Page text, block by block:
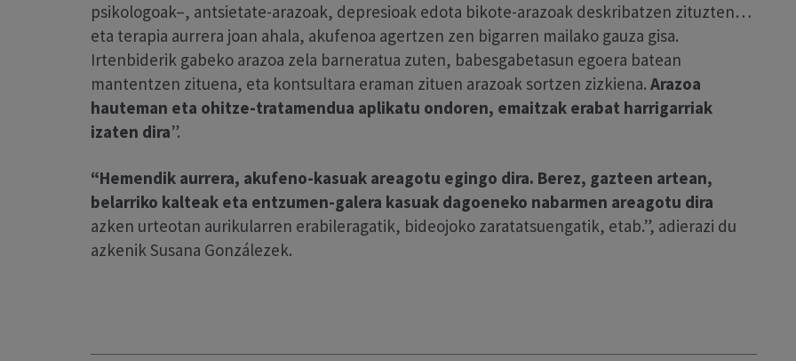
psikologoak–, antsietate-arazoak, depresioak edota bikote-arazoak deskribatzen zituzten…
eta terapia aurrera joan ahala, akufenoa agertzen zen bigarren mailako gauza gisa.
Irtenbiderik gabeko arazoa zela barneratua zuten, babesgabetasun egoera batean
mantentzen zituena, eta kontsultara eraman zituen arazoak sortzen zizkiena. Arazoa
hauteman eta ohitze-tratamendua aplikatu ondoren, emaitzak erabat harrigarriak
izaten dira”.
“Hemendik aurrera, akufeno-kasuak areagotu egingo dira. Berez, gazteen artean,
belarriko kalteak eta entzumen-galera kasuak dagoeneko nabarmen areagotu dira
azken urteotan aurikularren erabileragatik, bideojoko zaratatsuengatik, etab.”, adierazi du
azkenik Susana Gonzálezek.